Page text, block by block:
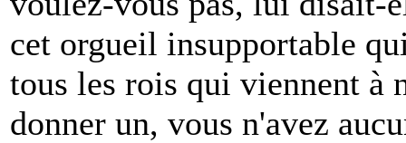
cet orgueil insupportable
tous les rois qui viennent à
donner un, vous n'avez